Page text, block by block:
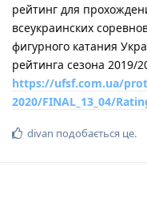
рейтинг для
всеукраинских
фигурного катания
рейтинга сезона 2019/
https://ufsf.com.ua/
2020/FINAL_13_04/
divan подобається це.